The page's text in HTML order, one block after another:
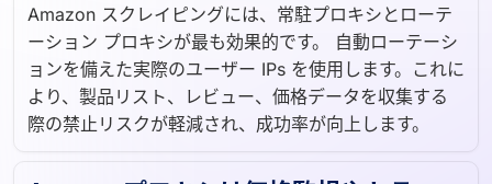
Amazon スクレイピングには、常駐プロキシとローテ
ーション プロキシが最も効果的です。 自動ローテーシ
ョンを備えた実際のユーザー IPs を使用します。これに
より、製品リスト、レビュー、価格データを収集する
際の禁止リスクが軽減され、成功率が向上します。